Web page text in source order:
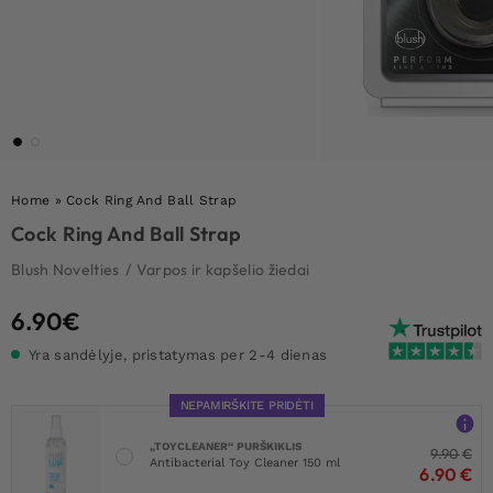
Home » Cock Ring And Ball Strap
Cock Ring And Ball Strap
Blush Novelties / Varpos ir kapšelio žiedai
6.90€
Yra sandėlyje, pristatymas per 2-4 dienas
NEPAMIRŠKITE PRIDĖTI
„TOYCLEANER“ PURŠKIKLIS
Antibacterial Toy Cleaner 150 ml
9.90€
6.90 €